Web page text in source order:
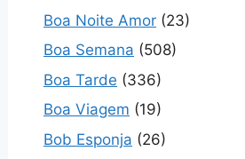
Boa Noite Amor (23)
Boa Semana (508)
Boa Tarde (336)
Boa Viagem (19)
Bob Esponja (26)